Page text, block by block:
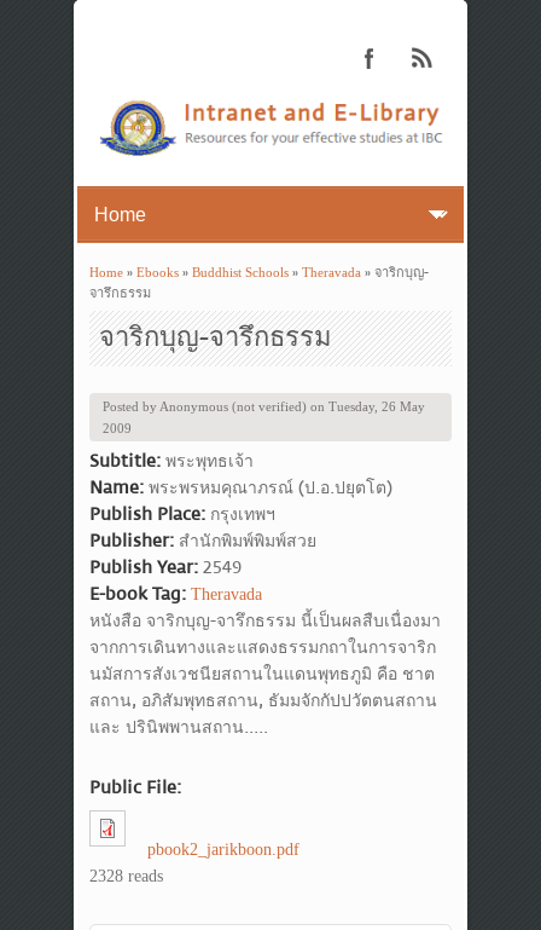
You are here
Home» Ebooks» Buddhist Schools» Theravada» จาริกบุญ-
จารึกธรรม
จาริกบุญ-จารึกธรรม
Posted by Anonymous (not verified) on Tuesday, 26 May
2009
Subtitle: พระพุทธเจ้า
Name: พระพรหมคุณาภรณ์ (ป.อ.ปยุตโต)
Publish Place: กรุงเทพฯ
Publisher: สำนักพิมพ์พิมพ์สวย
Publish Year: 2549
E-book Tag: Theravada
หนังสือ จาริกบุญ-จารึกธรรม นี้เป็นผลสืบเนื่องมา
จากการเดินทางและแสดงธรรมกถาในการจาริก
นมัสการสังเวชนียสถานในแดนพุทธภูมิ คือ ชาต
สถาน, อภิสัมพุทธสถาน, ธัมมจักกัปปวัตตนสถาน
และ ปรินิพพานสถาน.....
Public File:
pbook2_jarikboon.pdf
2328 reads